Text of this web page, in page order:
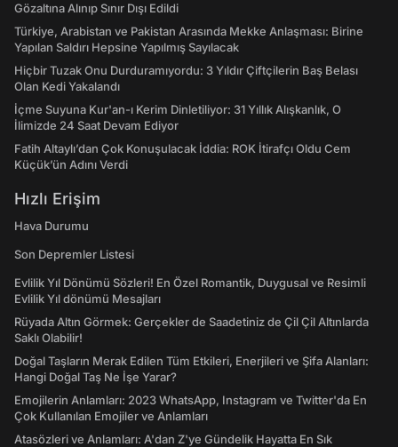
Gözaltına Alınıp Sınır Dışı Edildi
Türkiye, Arabistan ve Pakistan Arasında Mekke Anlaşması: Birine
Yapılan Saldırı Hepsine Yapılmış Sayılacak
Hiçbir Tuzak Onu Durduramıyordu: 3 Yıldır Çiftçilerin Baş Belası
Olan Kedi Yakalandı
İçme Suyuna Kur'an-ı Kerim Dinletiliyor: 31 Yıllık Alışkanlık, O
İlimizde 24 Saat Devam Ediyor
Fatih Altaylı’dan Çok Konuşulacak İddia: ROK İtirafçı Oldu Cem
Küçük’ün Adını Verdi
Hızlı Erişim
Hava Durumu
Son Depremler Listesi
Evlilik Yıl Dönümü Sözleri! En Özel Romantik, Duygusal ve Resimli
Evlilik Yıl dönümü Mesajları
Rüyada Altın Görmek: Gerçekler de Saadetiniz de Çil Çil Altınlarda
Saklı Olabilir!
Doğal Taşların Merak Edilen Tüm Etkileri, Enerjileri ve Şifa Alanları:
Hangi Doğal Taş Ne İşe Yarar?
Emojilerin Anlamları: 2023 WhatsApp, Instagram ve Twitter'da En
Çok Kullanılan Emojiler ve Anlamları
Atasözleri ve Anlamları: A'dan Z'ye Gündelik Hayatta En Sık